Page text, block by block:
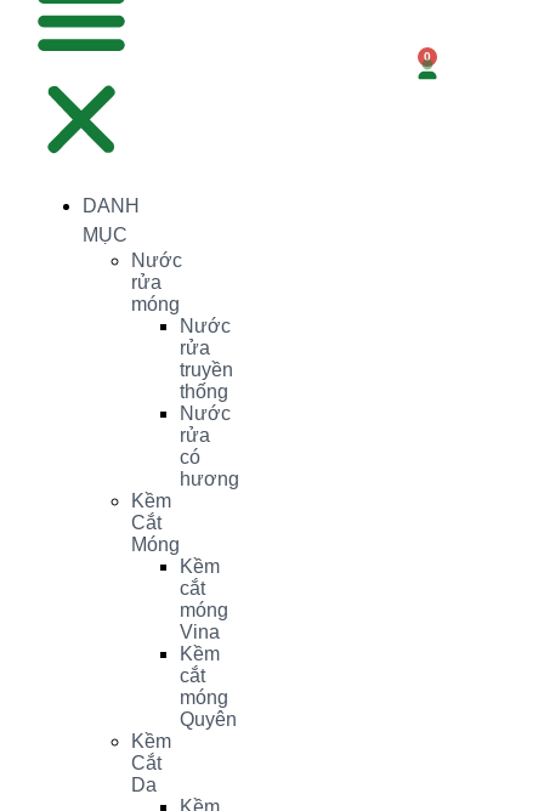
DANH
MỤC
Nước
rửa
móng
Nước
rửa
truyền
thống
Nước
rửa
có
hương
Kềm
Cắt
Móng
Kềm
cắt
móng
Vina
Kềm
cắt
móng
Quyên
Kềm
Cắt
Da
Kềm
0